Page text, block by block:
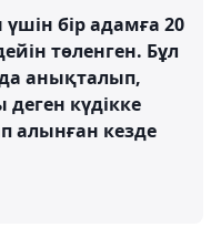
үшін бір адамға 20
төленген. Бұл
анықталып,
деген күдікке
алынған кезде